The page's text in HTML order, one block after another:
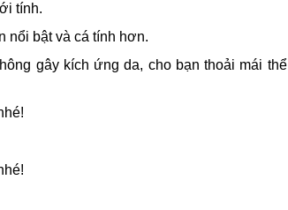
tính.
nổi bật và cá tính hơn.
gây kích ứng da, cho bạn thoải mái thể